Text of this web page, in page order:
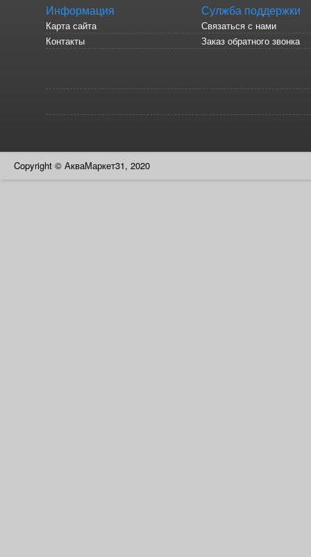
Информация
Карта сайта
Контакты
Сулжба поддержки
Связаться с нами
Заказ обратного звонка
Copyright © АкваМаркет31, 2020